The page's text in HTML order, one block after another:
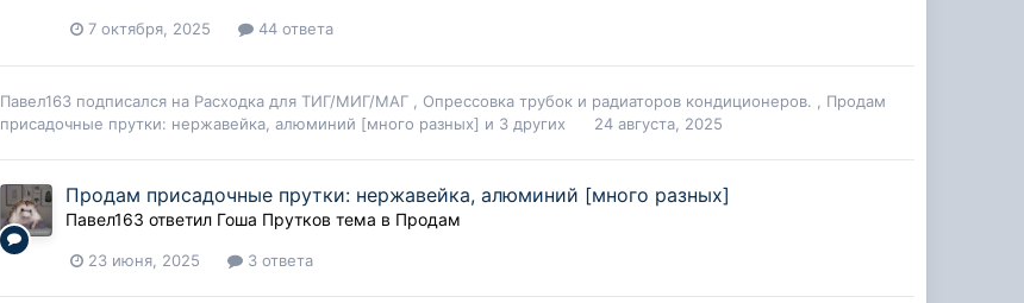
7 октября, 2025 44 ответа
Павел163 подписался на Расходка для ТИГ/МИГ/МАГ Опрессовка трубок и радиаторов кондиционеров.
Продам
присадочные прутки: нержавейка, алюминий [много разных] и 3 других 24 августа, 2025
Продам присадочные прутки: нержавейка, алюминий [много разных]
Павел163 ответил Гоша Прутков тема в Продам
23 июня, 2025 3 ответа